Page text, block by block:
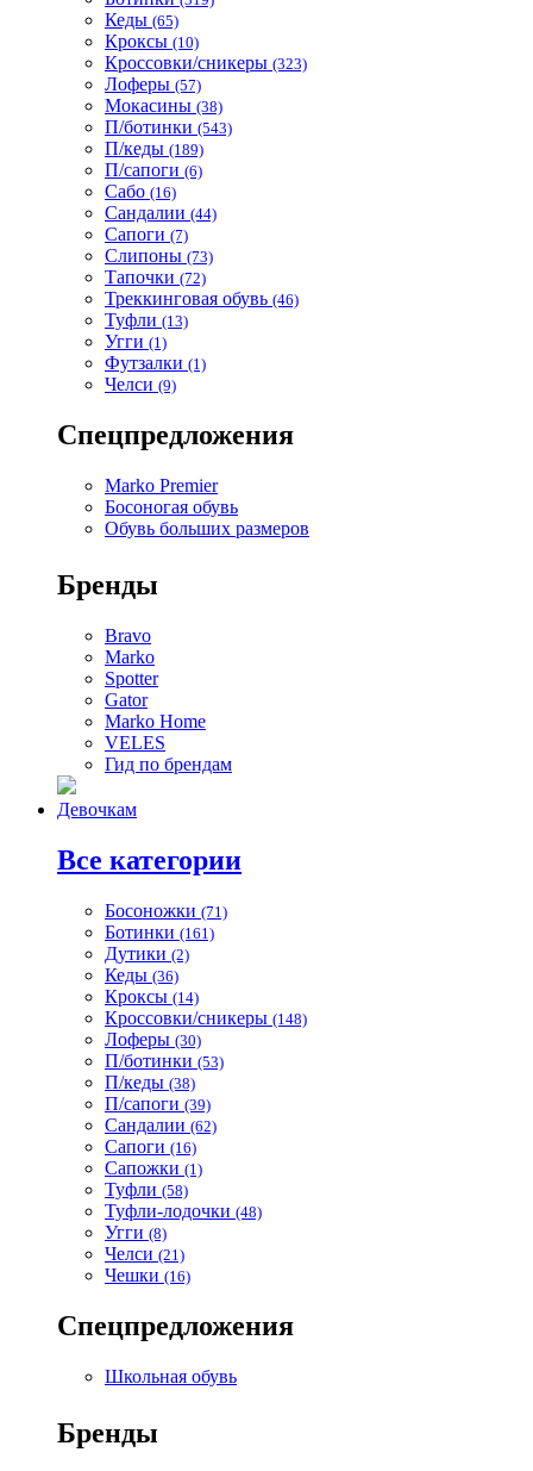
Кеды (65)
Кроксы (10)
Кроссовки/сникеры (323)
Лоферы (57)
Мокасины (38)
П/ботинки (543)
П/кеды (189)
П/сапоги (6)
Сабо (16)
Сандалии (44)
Сапоги (7)
Слипоны (73)
Тапочки (72)
Треккинговая обувь (46)
Туфли (13)
Угги (1)
Футзалки (1)
Челси (9)
Спецпредложения
Marko Premier
Босоногая обувь
Обувь больших размеров
Бренды
Bravo
Marko
Spotter
Gator
Marko Home
VELES
Гид по брендам
Девочкам
Все категории
Босоножки (71)
Ботинки (161)
Дутики (2)
Кеды (36)
Кроксы (14)
Кроссовки/сникеры (148)
Лоферы (30)
П/ботинки (53)
П/кеды (38)
П/сапоги (39)
Сандалии (62)
Сапоги (16)
Сапожки (1)
Туфли (58)
Туфли-лодочки (48)
Угги (8)
Челси (21)
Чешки (16)
Спецпредложения
Школьная обувь
Бренды